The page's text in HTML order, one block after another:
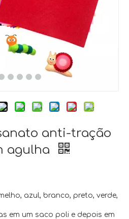
anti-tração
agulha
azul, branco, preto, verde,
em um saco poli e depois em